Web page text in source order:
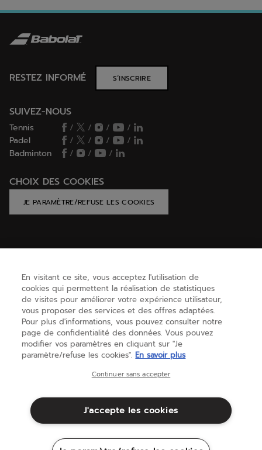
RESTEZ INFORMÉ S’INSCRIRE
SUIVEZ-NOUS
Tennis / / /
/
Padel
/ / /
/
Badminton
/ / /
CHOIX DES COOKIES
JE PARAMÈTRE/REFUSE LES COOKIES
BESOIN D'AIDE ?
A PROPOS
Mentions Légales
Cookies
En visitant ce site, vous acceptez l'utilisation de
cookies qui permettent la réalisation de statistiques
de visites pour améliorer votre expérience utilisateur,
vous proposer des services et des offres adaptées.
Pour plus d'informations, vous pouvez consulter notre
page de confidentialité des données. Vous pouvez
modifier vos paramètres en cliquant sur "Je
paramètre/refuse les cookies". En savoir plus
Continuer sans accepter
J'accepte les cookies